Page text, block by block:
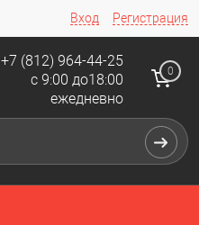
Вход Регистрация
+7 (812) 964-44-25
с 9:00 до18:00
ежедневно
0